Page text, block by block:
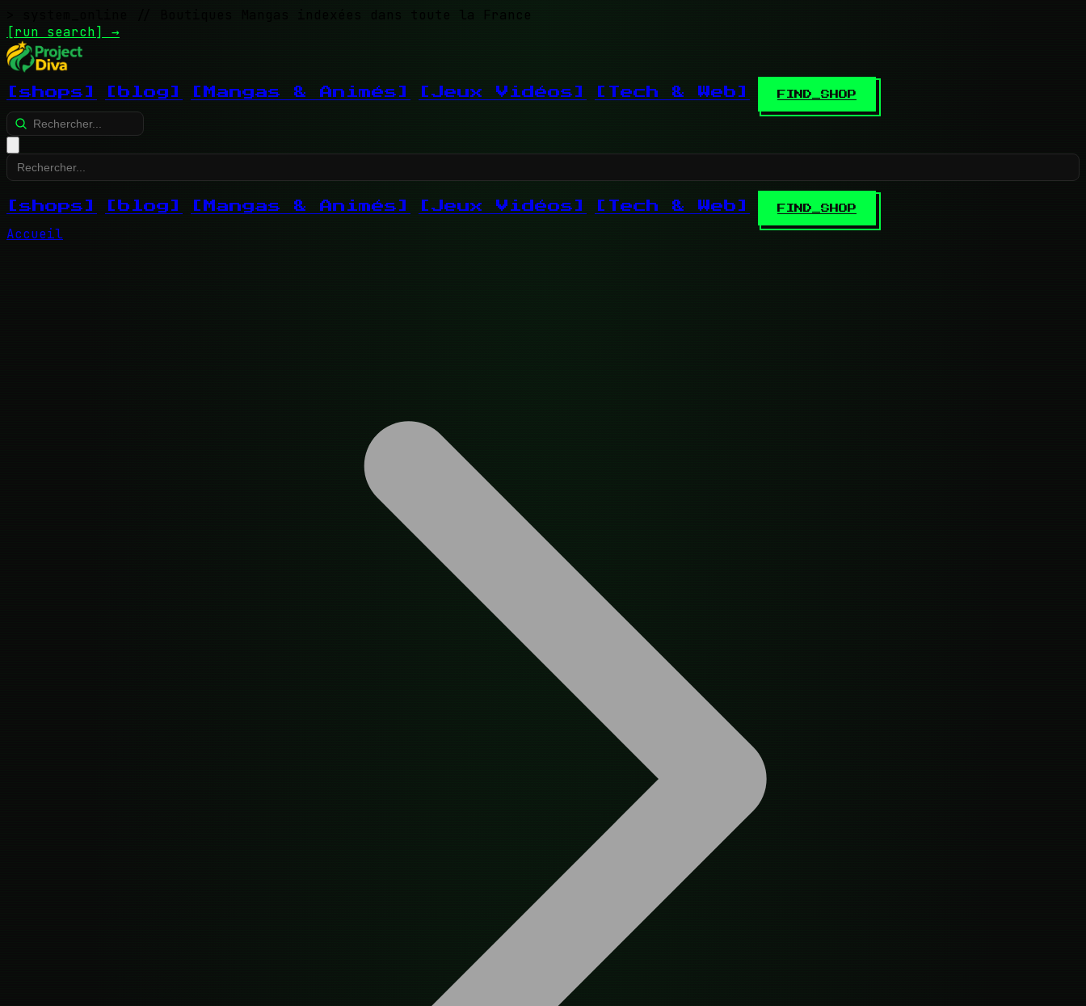
// Boutiques Mangas indexées dans toute la France
[run search] →
[shops] [blog] [Mangas & Animés] [Jeux Vidéos] [Tech & Web] FIND_SHOP
[shops] [blog] [Mangas & Animés] [Jeux Vidéos] [Tech & Web] FIND_SHOP
Accueil